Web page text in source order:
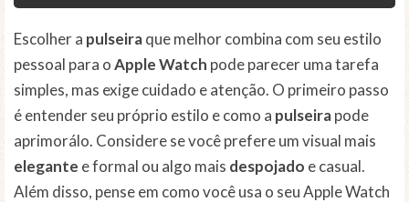
Escolher a pulseiraque melhor combina com seu estilo
pessoal para oApple Watch pode parecer uma tarefa
simples, mas exige cuidado e atenção. O primeiro passo
é entender seu próprio estilo e como a pulseirapode
aprimorálo. Considere se você prefere um visual mais
elegante e formal ou algo mais despojado e casual.
Além disso, pense em como você usa o seu Apple Watch